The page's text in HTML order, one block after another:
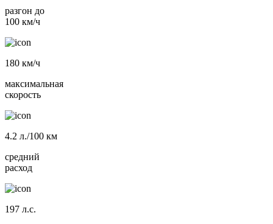
разгон до
100 км/ч
180 км/ч
максимальная
скорость
4.2 л./100 км
средний
расход
197 л.с.